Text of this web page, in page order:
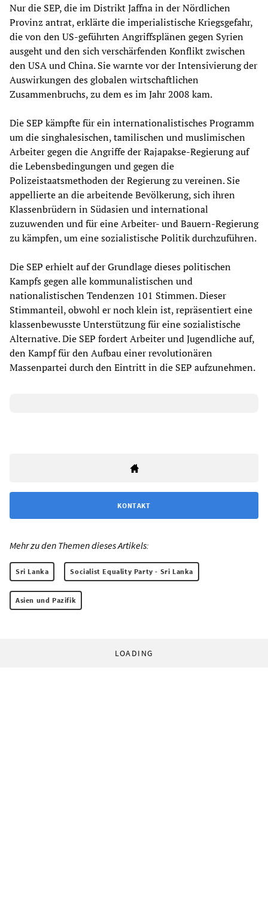
Nur die SEP, die im Distrikt Jaffna in der Nördlichen
Provinz antrat, erklärte die imperialistische Kriegsgefahr,
die von den US-geführten Angriffsplänen gegen Syrien
ausgeht und den sich verschärfenden Konflikt zwischen
den USA und China. Sie warnte vor der Intensivierung der
Auswirkungen des globalen wirtschaftlichen
Zusammenbruchs, zu dem es im Jahr 2008 kam.
Die SEP kämpfte für ein internationalistisches Programm
um die singhalesischen, tamilischen und muslimischen
Arbeiter gegen die Angriffe der Rajapakse-Regierung auf
die Lebensbedingungen und gegen die
Polizeistaatsmethoden der Regierung zu vereinen. Sie
appellierte an die arbeitende Bevölkerung, sich ihren
Klassenbrüdern in Südasien und international
zuzuwenden und für eine Arbeiter- und Bauern-Regierung
zu kämpfen, um eine sozialistische Politik durchzuführen.
Die SEP erhielt auf der Grundlage dieses politischen
Kampfs gegen alle kommunalistischen und
nationalistischen Tendenzen 101 Stimmen. Dieser
Stimmanteil, obwohl er noch klein ist, repräsentiert eine
klassenbewusste Unterstützung für eine sozialistische
Alternative. Die SEP fordert Arbeiter und Jugendliche auf,
den Kampf für den Aufbau einer revolutionären
Massenpartei durch den Eintritt in die SEP aufzunehmen.
KONTAKT
Mehr zu den Themen dieses Artikels:
Sri Lanka Socialist Equality Party - Sri Lanka
Asien und Pazifik
LOADING